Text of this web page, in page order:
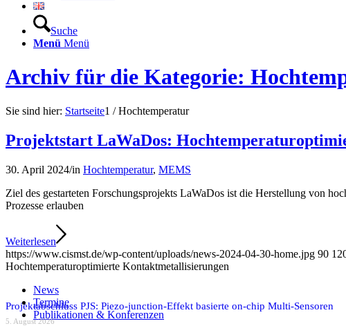
Suche
Menü Menü
Archiv für die Kategorie:
Sie sind hier: Startseite1 / Hochtemperatur
Projektstart LaWaDos:
30. April 2024/in Hochtemperatur, MEMS
Ziel des gestarteten Forschungsprojekts LaWaDos ist die Herstellung von
Prozesse erlauben
Weiterlesen
https://www.cismst.de/wp-content/uploads/news-2024-04-30-home.jpg 90
Hochtemperaturoptimierte Kontaktmetallisierungen
News
Termine
Publikationen & Konferenzen
Projektabschluss PJS: Piezo-junction-Effekt basierte on-chip Multi-Sensoren
5. August 2026